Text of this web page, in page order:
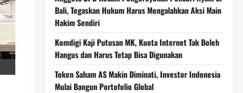
Bali, Tegaskan Hukum Harus Mengalahkan Aksi Main
Hakim Sendiri
Komdigi Kaji Putusan MK, Kuota Internet Tak Boleh
Hangus dan Harus Tetap Bisa Digunakan
Token Saham AS Makin Diminati, Investor Indonesia
Mulai Bangun Portofolio Global